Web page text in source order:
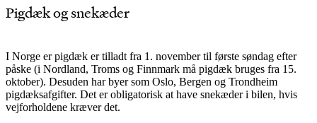
Pigdæk og snekæder
I Norge er pigdæk er tilladt fra 1. november til første søndag efter
påske (i Nordland, Troms og Finnmark må pigdæk bruges fra 15.
oktober). Desuden har byer som Oslo, Bergen og Trondheim
pigdæksafgifter. Det er obligatorisk at have snekæder i bilen, hvis
vejforholdene kræver det.